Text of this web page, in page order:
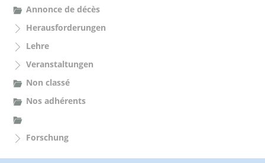
c
Annonce de décès
Herausforderungen
Lehre
Veranstaltungen
Non classé
Nos adhérents
Forschung